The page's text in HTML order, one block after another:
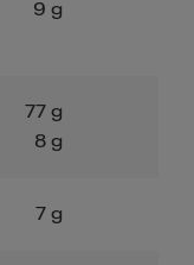
9 g
77 g
8 g
7 g